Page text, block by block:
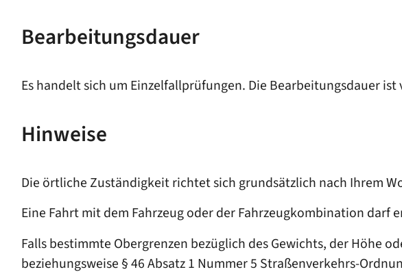
Bearbeitungsdauer
Es handelt sich um Einzelfallprüfungen. Die Bearbeitungsdauer
Hinweise
Die örtliche Zuständigkeit richtet sich grundsätzlich nach Ihrem
Eine Fahrt mit dem Fahrzeug oder der Fahrzeugkombination
Falls bestimmte Obergrenzen bezüglich des Gewichts, der Höhe
beziehungsweise § 46 Absatz 1 Nummer 5 Straßenverkehrs-